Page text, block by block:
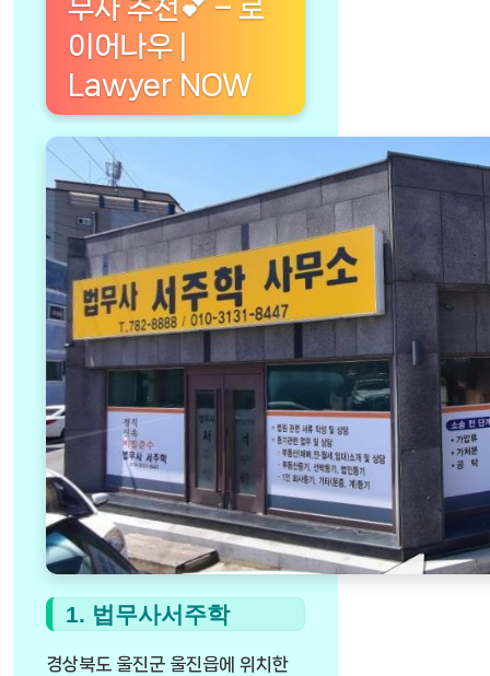
무사 추천💕 – 로
이어나우 |
Lawyer NOW
1. 법무사서주학
경상북도 울진군 울진읍에 위치한